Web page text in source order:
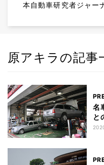
本自動車研究者ジャー
原アキラの記事
名
と
り